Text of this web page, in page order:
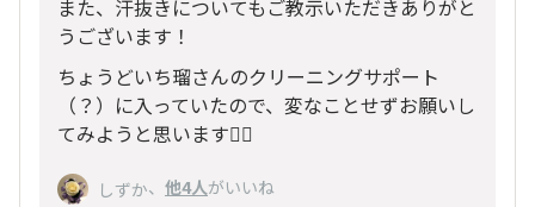
また、汗抜きについてもご教示いただきありがと
うございます！
ちょうどいち瑠さんのクリーニングサポート
（？）に入っていたので、変なことせずお願いし
てみようと思います🙇‍♂️
しずか、 他4人がいいね